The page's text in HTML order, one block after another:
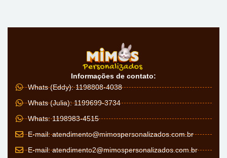
Informações de contato:
Whats (Eddy): 1198808-4038
Whats (Julia): 1199699-3734
Whats: 1198983-4515
E-mail:atendimento@mimospersonalizados.com.br
E-mail:atendimento2@mimospersonalizados.com.br